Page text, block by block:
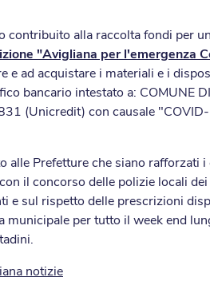
contribuito alla raccolta fondi per
"Avigliana per l'emergenza
e ad acquistare i materiali e i
bancario intestato a: COMUNE
(Unicredit) con causale "COVID-
alle Prefetture che siano
il concorso delle polizie locali
e sul rispetto delle prescrizioni
municipale per tutto il week end
notizie